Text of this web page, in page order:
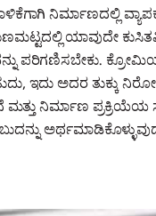
ನಿರ್ಮಾಣದಲ್ಲಿ
ಯಾವುದೇ
ಪರಿಗಣಿಸಬೇಕು.
ಇದು ಅದರ ತುಕ್ಕು
ಮತ್ತು ನಿರ್ಮಾಣ ಪ್ರಕ್ರಿಯೆಯ